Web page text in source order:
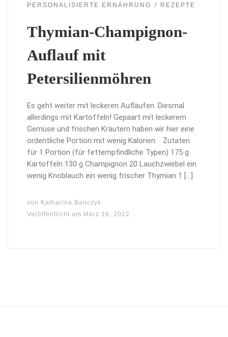
PERSONALISIERTE ERNÄHRUNG
REZEPTE
Thymian-Champignon-
Auflauf mit
Petersilienmöhren
Es geht weiter mit leckeren Aufläufen. Diesmal
allerdings mit Kartoffeln! Gepaart mit leckerem
Gemüse und frischen Kräutern haben wir hier eine
ordentliche Portion mit wenig Kalorien. Zutaten
für 1 Portion (für fettempfindliche Typen) 175 g
Kartoffeln 130 g Champignon 20 Lauchzwiebel ein
wenig Knoblauch ein wenig frischer Thymian 1 […]
von Katharina Banczyk
Veröffentlicht am März 16, 2022